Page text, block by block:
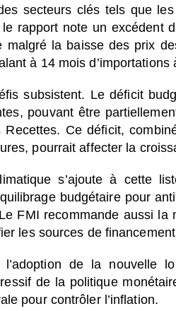
secteurs clés tels que
rapport note un excédent
malgré la baisse des prix
à 14 mois d’importations
subsistent. Le déficit
pouvant être
Recettes. Ce déficit,
pourrait affecter la
s’ajoute à cette
budgétaire pour
FMI recommande aussi
les sources de
de la nouvelle
de la politique
pour contrôler l’inflation.